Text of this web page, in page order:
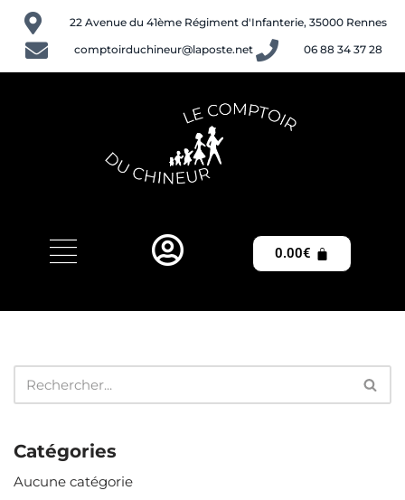
Aller
au
22 Avenue du 41ème Régiment d'Infanterie, 35000 Rennes
comptoirduchineur@laposte.net
06 88 34 37 28
0.00€
Catégories
Aucune catégorie